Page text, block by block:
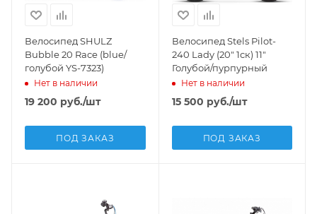
Велосипед SHULZ
Bubble 20 Race (blue/
голубой YS-7323)
Нет в наличии
19 200 руб./шт
ПОД ЗАКАЗ
Велосипед Stels Pilot-
240 Lady (20" 1ск) 11"
Голубой/пурпурный
Нет в наличии
15 500 руб./шт
ПОД ЗАКАЗ